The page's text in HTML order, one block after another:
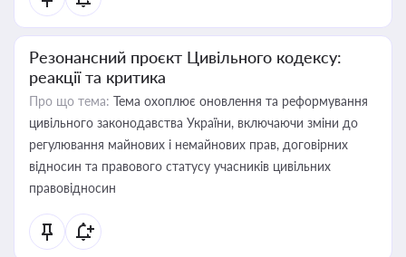
Резонансний проєкт Цивільного кодексу:
реакції та критика
Про що тема: Тема охоплює оновлення та реформування
цивільного законодавства України, включаючи зміни до
регулювання майнових і немайнових прав, договірних
відносин та правового статусу учасників цивільних
правовідносин